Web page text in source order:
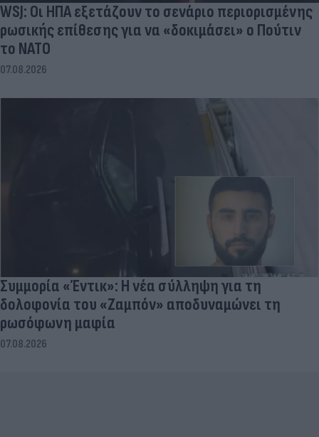
WSJ: Οι ΗΠΑ εξετάζουν το σενάριο περιορισμένης
ρωσικής επίθεσης για να «δοκιμάσει» ο Πούτιν
το ΝΑΤΟ
07.08.2026
Συμμορία «Έντικ»: Η νέα σύλληψη για τη
δολοφονία του «Ζαμπόν» αποδυναμώνει τη
ρωσόφωνη μαφία
07.08.2026